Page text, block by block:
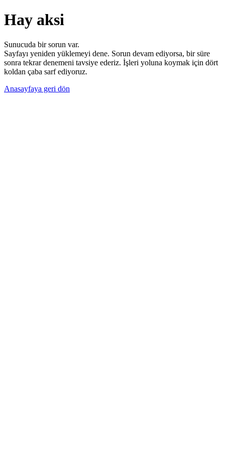
Hay aksi
Sunucuda bir sorun var.
Sayfayı yeniden yüklemeyi dene. Sorun devam ediyorsa, bir süre
sonra tekrar denemeni tavsiye ederiz. İşleri yoluna koymak için dört
koldan çaba sarf ediyoruz.
Anasayfaya geri dön